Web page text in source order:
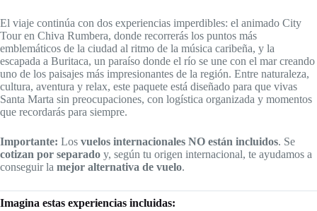
El viaje continúa con dos experiencias imperdibles: el animado City
Tour en Chiva Rumbera, donde recorrerás los puntos más
emblemáticos de la ciudad al ritmo de la música caribeña, y la
escapada a Buritaca, un paraíso donde el río se une con el mar creando
uno de los paisajes más impresionantes de la región. Entre naturaleza,
cultura, aventura y relax, este paquete está diseñado para que vivas
Santa Marta sin preocupaciones, con logística organizada y momentos
que recordarás para siempre.
Importante: Los vuelos internacionales NO están incluidos. Se
cotizan por separado y, según tu origen internacional, te ayudamos a
conseguir la mejor alternativa de vuelo.
Imagina estas experiencias incluidas: